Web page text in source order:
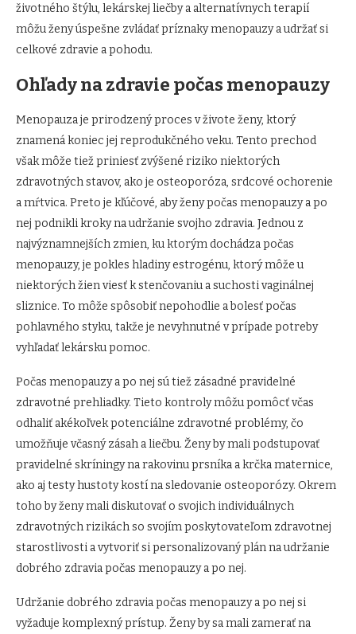
životného štýlu, lekárskej liečby a alternatívnych terapií
môžu ženy úspešne zvládať príznaky menopauzy a udržať si
celkové zdravie a pohodu.
Ohľady na zdravie počas menopauzy
Menopauza je prirodzený proces v živote ženy, ktorý
znamená koniec jej reprodukčného veku. Tento prechod
však môže tiež priniesť zvýšené riziko niektorých
zdravotných stavov, ako je osteoporóza, srdcové ochorenie
a mŕtvica. Preto je kľúčové, aby ženy počas menopauzy a po
nej podnikli kroky na udržanie svojho zdravia. Jednou z
najvýznamnejších zmien, ku ktorým dochádza počas
menopauzy, je pokles hladiny estrogénu, ktorý môže u
niektorých žien viesť k stenčovaniu a suchosti vaginálnej
sliznice. To môže spôsobiť nepohodlie a bolesť počas
pohlavného styku, takže je nevyhnutné v prípade potreby
vyhľadať lekársku pomoc.
Počas menopauzy a po nej sú tiež zásadné pravidelné
zdravotné prehliadky. Tieto kontroly môžu pomôcť včas
odhaliť akékoľvek potenciálne zdravotné problémy, čo
umožňuje včasný zásah a liečbu. Ženy by mali podstupovať
pravidelné skríningy na rakovinu prsníka a krčka maternice,
ako aj testy hustoty kostí na sledovanie osteoporózy. Okrem
toho by ženy mali diskutovať o svojich individuálnych
zdravotných rizikách so svojím poskytovateľom zdravotnej
starostlivosti a vytvoriť si personalizovaný plán na udržanie
dobrého zdravia počas menopauzy a po nej.
Udržanie dobrého zdravia počas menopauzy a po nej si
vyžaduje komplexný prístup. Ženy by sa mali zamerať na